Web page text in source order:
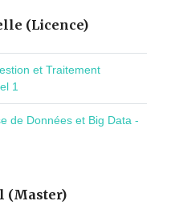
(Licence)
et Traitement
1
de Données et Big Data -
(Master)